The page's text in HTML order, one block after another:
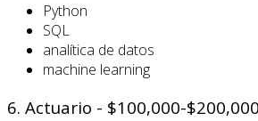
Python
SQL
analítica de datos
machine learning
6. Actuario - $100,000-